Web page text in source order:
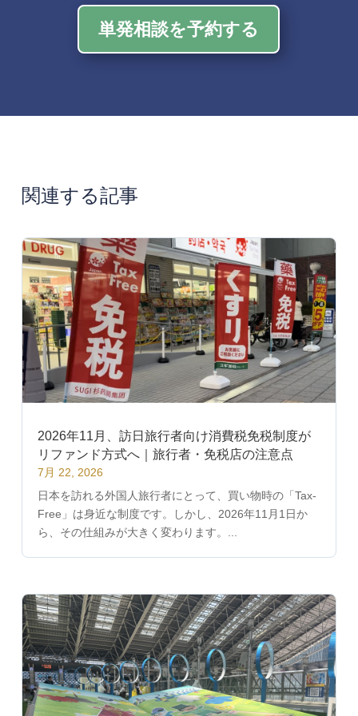
単発相談を予約する
関連する記事
2026年11月、訪日旅行者向け消費税免税制度が
リファンド方式へ｜旅行者・免税店の注意点
7月 22, 2026
日本を訪れる外国人旅行者にとって、買い物時の「Tax-
Free」は身近な制度です。しかし、2026年11月1日か
ら、その仕組みが大きく変わります。...